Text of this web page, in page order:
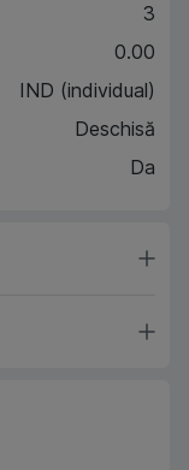
3
0.00
IND (individual)
Deschisă
Da